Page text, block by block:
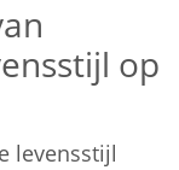
op
levensstijl